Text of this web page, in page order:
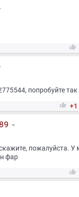

попробуйте так
 +1
пожалуйста. У
фар
